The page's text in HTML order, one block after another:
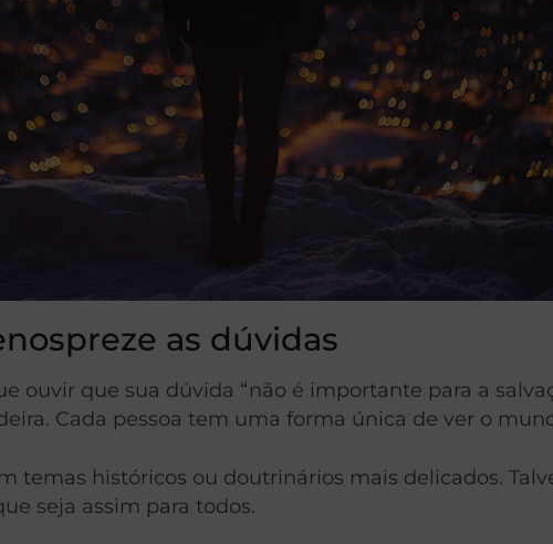
as dúvidas
ouvir que sua dúvida “não é importante para a
Cada pessoa tem uma forma única de ver o
temas históricos ou doutrinários mais delicados.
seja assim para todos.